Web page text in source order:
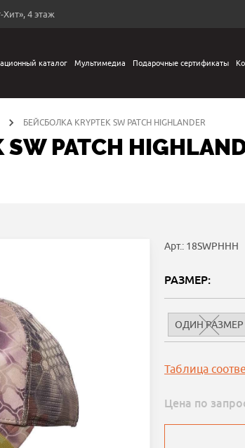
4 этаж
каталог Мультимедиа Подарочные сертификаты
БЕЙСБОЛКА KRYPTEK SW PATCH HIGHLANDER
PATCH
Арт.: 18SWPHHH
РАЗМЕР:
ОДИН РАЗМЕР
Таблица
Цена по